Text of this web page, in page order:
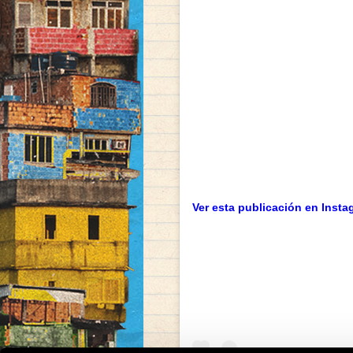
Ver esta publicación en